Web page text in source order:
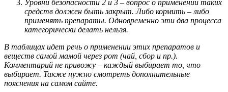
Уровни безопасности 2 и 3 – вопрос о применении таких
средств должен быть закрыт. Либо кормить – либо
применять препараты. Одновременно эти два процесса
категорически делать нельзя.
В таблицах идет речь о применении этих препаратов и
веществ самой мамой через рот (чай, сбор и пр.).
Комментарий не привожу – каждый выбирает то, что
выбирает. Также нужно смотреть дополнительные
пояснения на самом сайте.